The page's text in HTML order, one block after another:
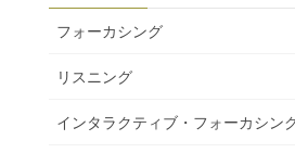
フォーカシング
リスニング
インタラクティブ・フォーカシン